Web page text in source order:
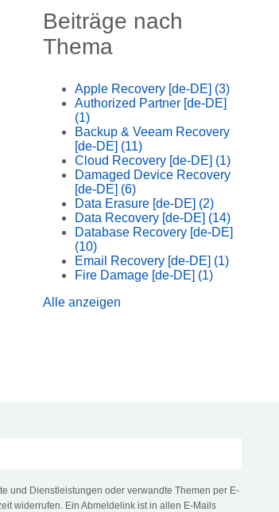
Beiträge nach
Thema
Apple Recovery [de-DE] (3)
Authorized Partner [de-DE]
(1)
Backup & Veeam Recovery
[de-DE] (11)
Cloud Recovery [de-DE] (1)
Damaged Device Recovery
[de-DE] (6)
Data Erasure [de-DE] (2)
Data Recovery [de-DE] (14)
Database Recovery [de-DE]
(10)
Email Recovery [de-DE] (1)
Fire Damage [de-DE] (1)
Alle anzeigen
und Dienstleistungen oder verwandte Themen per E-
widerrufen. Ein Abmeldelink ist in allen E-Mails